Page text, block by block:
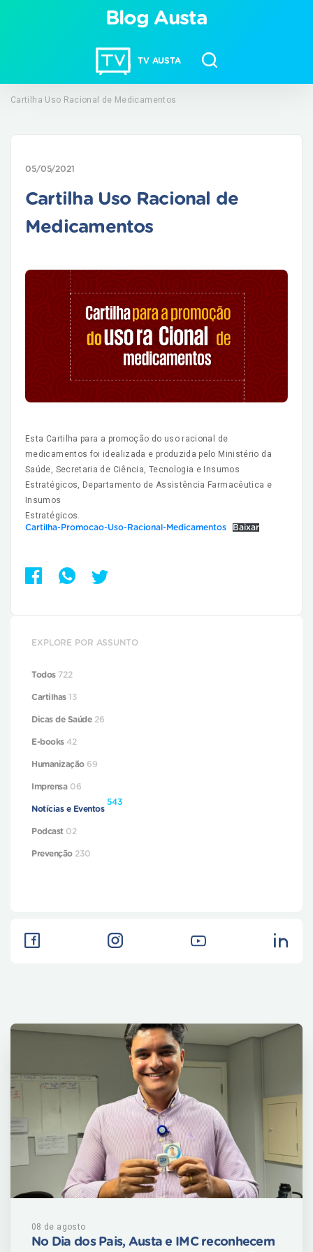
TV AUSTA
Blog Austa
Cartilha Uso Racional de Medicamentos
05/05/2021
Cartilha Uso Racional de
Medicamentos
Esta Cartilha para a promoção do uso racional de
medicamentos foi idealizada e produzida pelo Ministério da
Saúde, Secretaria de Ciência, Tecnologia e Insumos
Estratégicos, Departamento de Assistência Farmacêutica e
Insumos
Estratégicos.
Cartilha-Promocao-Uso-Racional-Medicamentos Baixar
EXPLORE POR ASSUNTO
Todos 722
Cartilhas13
Dicas de Saúde 26
E-books 42
Humanização 69
Imprensa 06
Notícias e Eventos
543
Podcast 02
Prevenção 230
08 de agosto
No Dia dos Pais, Austa e IMC reconhecem